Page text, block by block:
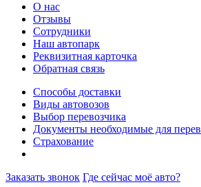
О нас
Отзывы
Сотрудники
Наш автопарк
Реквизитная карточка
Обратная связь
Способы доставки
Виды автовозов
Выбор перевозчика
Документы необходимые для
Страхование
Заказать звонок Где сейчас моё авто?